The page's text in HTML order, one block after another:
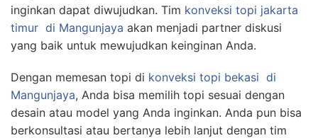
inginkan dapat diwujudkan. Tim konveksi topi jakarta
timur di Mangunjaya akan menjadi partner diskusi
yang baik untuk mewujudkan keinginan Anda.
Dengan memesan topi di konveksi topi bekasi di
Mangunjaya, Anda bisa memilih topi sesuai dengan
desain atau model yang Anda inginkan. Anda pun bisa
berkonsultasi atau bertanya lebih lanjut dengan tim